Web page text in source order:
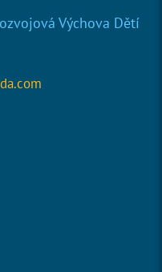
Výchova Dětí